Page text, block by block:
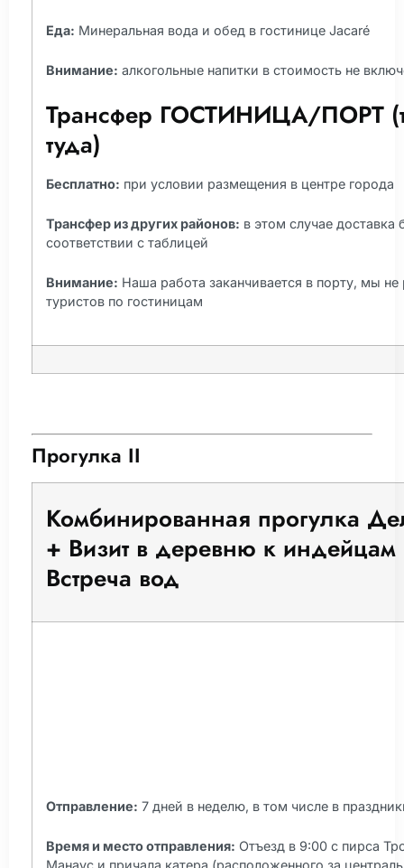
Еда: Минеральная вода и обед в гостинице Jacaré
Внимание: алкогольные напитки в стоимость не
Трансфер ГОСТИНИЦА/ПОРТ
туда)
Бесплатно: при условии размещения в центре города
Трансфер из других районов: в этом случае доставка
соответствии с таблицей
Внимание: Наша работа заканчивается в порту, мы не
туристов по гостиницам
Прогулка II
Комбинированная прогулка
+ Визит в деревню к индейцам
Встреча вод
Отправление: 7 дней в неделю, в том числе в
Время и место отправления: Отъезд в 9:00 с пирса
Манаус и причала катера (расположенного за